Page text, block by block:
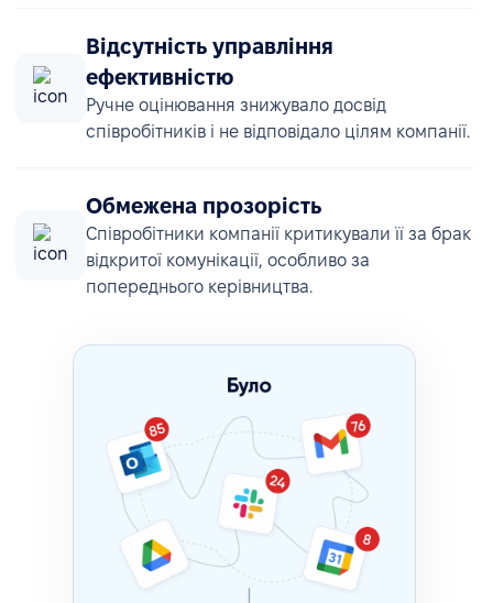
Відсутність управління
ефективністю
Ручне оцінювання знижувало досвід
співробітників і не відповідало цілям компанії.
Обмежена прозорість
Співробітники компанії критикували її за брак
відкритої комунікації, особливо за
попереднього керівництва.